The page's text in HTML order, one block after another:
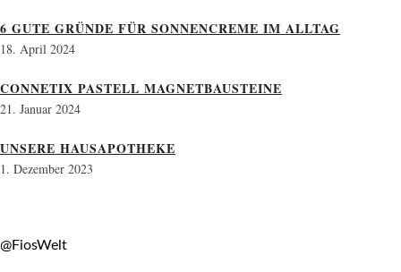
6 GUTE GRÜNDE FÜR SONNENCREME IM ALLTAG
18. April 2024
CONNETIX PASTELL MAGNETBAUSTEINE
21. Januar 2024
UNSERE HAUSAPOTHEKE
1. Dezember 2023
@FiosWelt